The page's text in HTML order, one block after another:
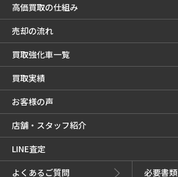
高価買取の仕組み
売却の流れ
買取強化車一覧
買取実績
お客様の声
店舗・スタッフ紹介
LINE査定
よくあるご質問
必要書類